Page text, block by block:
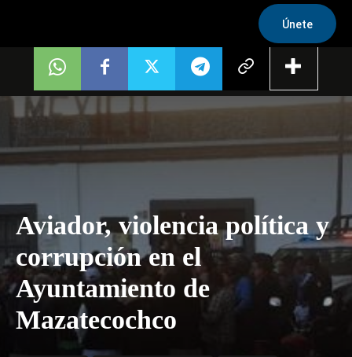
Únete
Aviador, violencia política y
corrupción en el
Ayuntamiento de
Mazatecochco